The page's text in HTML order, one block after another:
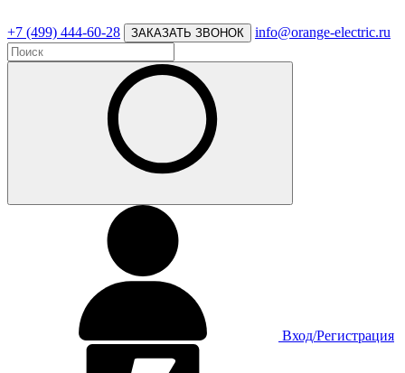
+7 (499) 444-60-28 ЗАКАЗАТЬ ЗВОНОК info@orange-electric.ru
Вход/Регистрация